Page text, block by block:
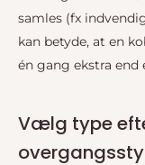
samles (fx
kan betyde, at en
én gang ekstra end
Vælg type